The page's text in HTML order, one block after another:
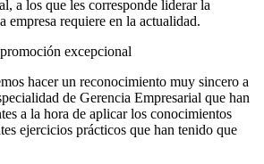
a los que les corresponde liderar la
empresa requiere en la actualidad.
excepcional
hacer un reconocimiento muy sincero a
de Gerencia Empresarial que han
a la hora de aplicar los conocimientos
ejercicios prácticos que han tenido que